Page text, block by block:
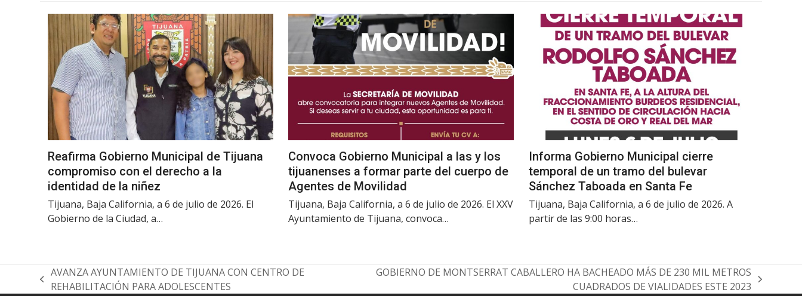
Reafirma Gobierno Municipal de Tijuana
compromiso con el derecho a la
identidad de la niñez
Tijuana, Baja California, a 6 de julio de 2026. El
Gobierno de la Ciudad, a…
Convoca Gobierno Municipal a las y los
tijuanenses a formar parte del cuerpo de
Agentes de Movilidad
Tijuana, Baja California, a 6 de julio de 2026. El XXV
Ayuntamiento de Tijuana, convoca…
Informa Gobierno Municipal cierre
temporal de un tramo del bulevar
Sánchez Taboada en Santa Fe
Tijuana, Baja California, a 6 de julio de 2026. A
partir de las 9:00 horas…
previous
AVANZA AYUNTAMIENTO DE TIJUANA CON CENTRO DE
REHABILITACIÓN PARA ADOLESCENTES
GOBIERNO DE MONTSERRAT CABALLERO HA BACHEADO MÁS DE 230 MIL METROS
CUADRADOS DE VIALIDADES ESTE 2023